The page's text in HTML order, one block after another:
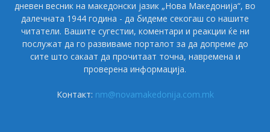
дневен весник на македонски јазик „Нова Македонија“, во
далечната 1944 година - да бидеме секогаш со нашите
читатели. Вашите сугестии, коментари и реакции ќе ни
послужат да го развиваме порталот за да допреме до
сите што сакаат да прочитаат точна, навремена и
проверена информација.
Контакт: nm@novamakedonija.com.mk